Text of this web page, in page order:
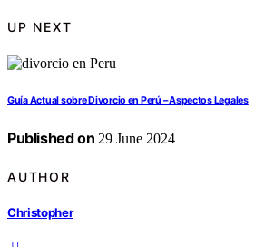
UP NEXT
Guía Actual sobre Divorcio en Perú – Aspectos Legales
Published on 29 June 2024
AUTHOR
Christopher